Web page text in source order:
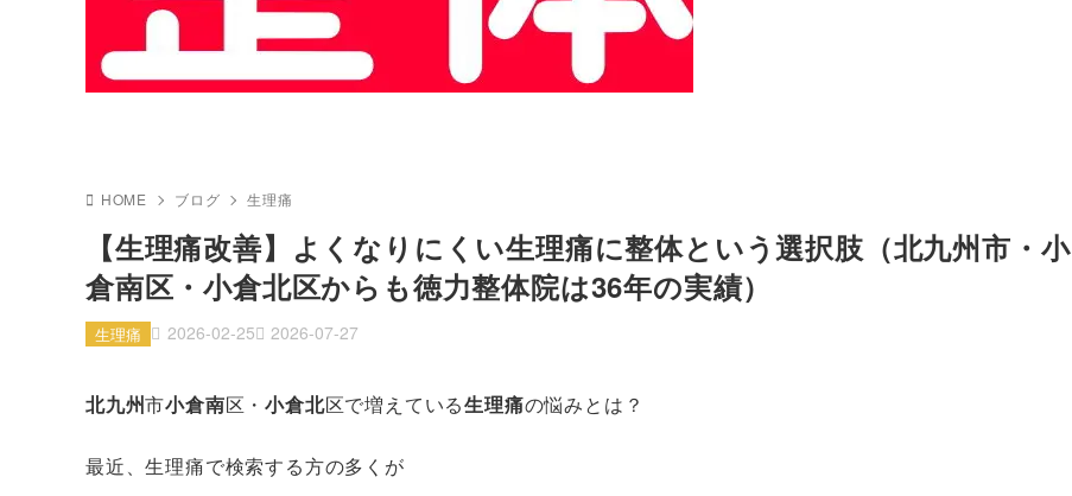
HOME ブログ 生理痛
【生理痛改善】よくなりにくい生理痛に整体という選択肢（北九州市・小
倉南区・小倉北区からも徳力整体院は36年の実績）
2026-02-25 2026-07-27
生理痛
北九州市小倉南区・小倉北区で増えている生理痛の悩みとは？
最近、生理痛で検索する方の多くが